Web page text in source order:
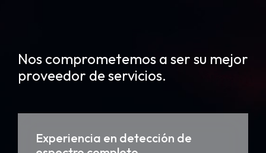
Nos comprometemos a ser su mejor
proveedor de servicios.
Experiencia en detección de